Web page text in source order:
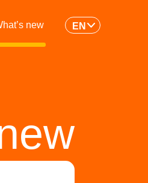
new EN